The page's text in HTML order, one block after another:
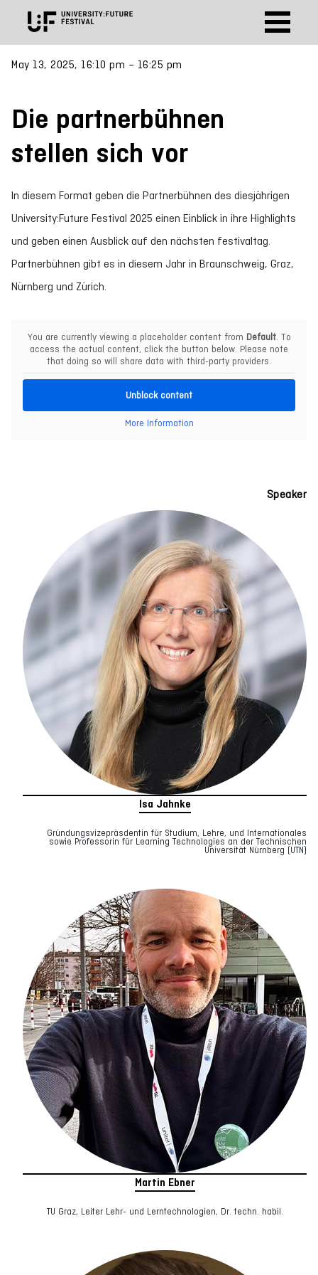
May 13, 2025, 16:10 pm – 16:25 pm
Die partnerbühnen
stellen sich vor
In diesem Format geben die Partnerbühnen des diesjährigen
University:Future Festival 2025 einen Einblick in ihre Highlights
und geben einen Ausblick auf den nächsten festivaltag.
Partnerbühnen gibt es in diesem Jahr in Braunschweig, Graz,
Nürnberg und Zürich.
You are currently viewing a placeholder content from Default. To
access the actual content, click the button below. Please note
that doing so will share data with third-party providers.
Unblock content
More Information
Speaker
Isa Jahnke
Gründungsvizepräsdentin für Studium, Lehre, und Internationales
sowie Professorin für Learning Technologies an der Technischen
Universität Nürnberg (UTN)
Martin Ebner
TU Graz, Leiter Lehr- und Lerntechnologien, Dr. techn. habil.